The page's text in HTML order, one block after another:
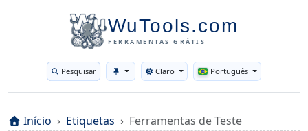
WuTools.com
FERRAMENTAS GRÁTIS
Pesquisar Toggle theme
Claro Português
Início Etiquetas Ferramentas de Teste